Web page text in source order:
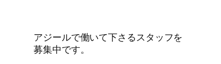
アジールで働いて下さるスタッフを
募集中です。